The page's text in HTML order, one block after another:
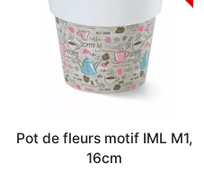
Pot de fleurs motif IML M1,
16cm